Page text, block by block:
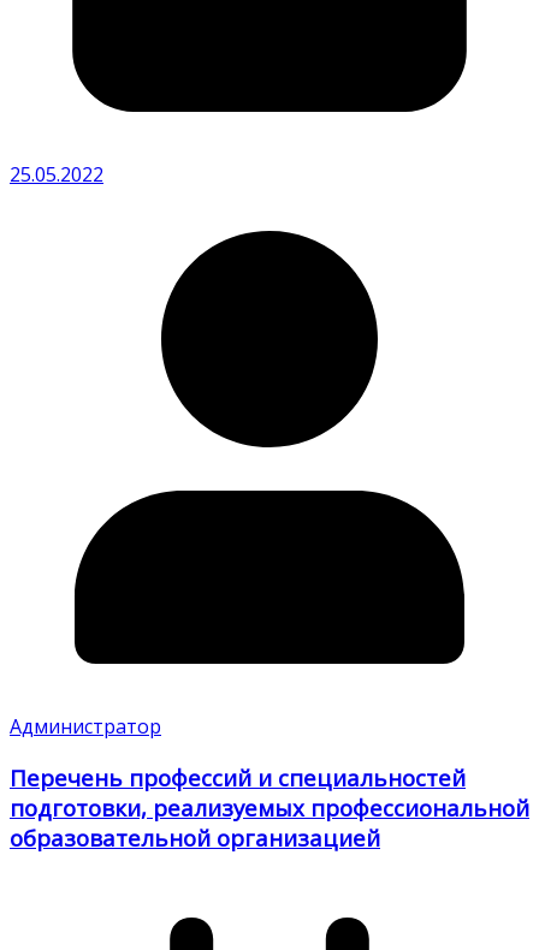
25.05.2022
Администратор
Перечень профессий и специальностей
подготовки, реализуемых профессиональной
образовательной организацией